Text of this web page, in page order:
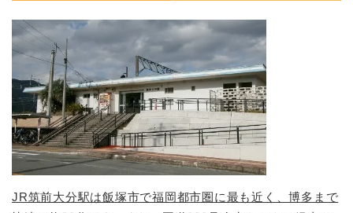
JR筑前大分駅は飯塚市で福岡都市圏に最も近く、博多まで